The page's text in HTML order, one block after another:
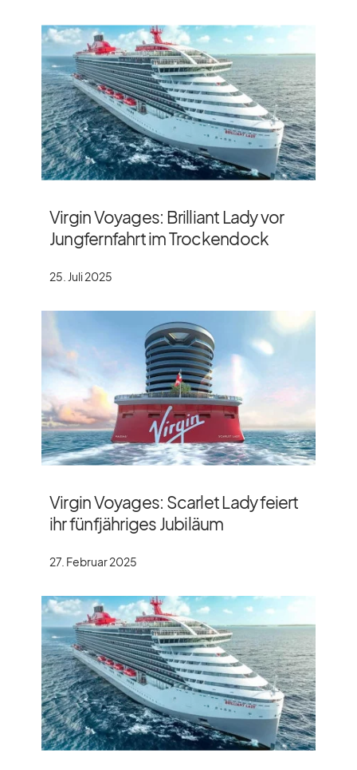
Virgin Voyages: Brilliant Lady vor
Jungfernfahrt im Trockendock
25. Juli 2025
Virgin Voyages: Scarlet Lady feiert
ihr fünfjähriges Jubiläum
27. Februar 2025